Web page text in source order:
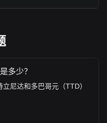
多少？
尼达和多巴哥元（TTD）